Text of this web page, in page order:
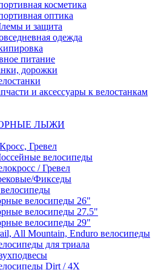
косметика
оптика
и защита
одежда
питание
дорожки
и аксессуары к велостанкам
ЛЫЖИ
Гревел
велосипеды
/ Гревел
Фикседы
велосипеды 26"
велосипеды 27.5"
велосипеды 29"
All Mountain, Enduro велосипеды
для триала
Dirt / 4X